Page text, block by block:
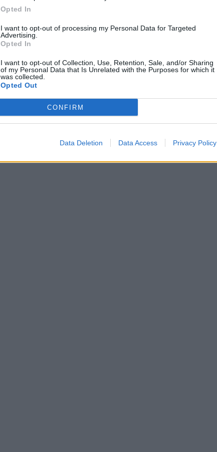
Opted In
I want to opt-out of processing my Personal Data for Targeted
Advertising.
Opted In
I want to opt-out of Collection, Use, Retention, Sale, and/or Sharing
of my Personal Data that Is Unrelated with the Purposes for which it
was collected.
Opted Out
CONFIRM
Data Deletion Data Access Privacy Policy